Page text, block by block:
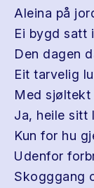
Aleina på
Ei bygd satt
Den dagen
Eit tarvelig
Med
Ja, heile sitt
Kun for hu
Udenfor
Skogggang